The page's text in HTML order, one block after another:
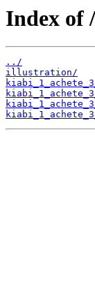
Index of
../
illustration/